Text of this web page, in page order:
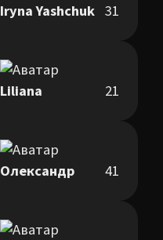
Iryna Yashchuk 31
Liliana 21
Олександр 41